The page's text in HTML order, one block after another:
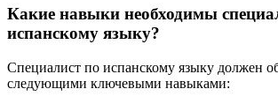
Какие навыки необходимы
испанскому языку?
Специалист по испанскому языку должен
следующими ключевыми навыками: